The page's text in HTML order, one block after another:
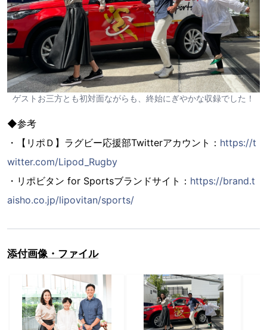
ゲストお三方とも初対面ながらも、終始にぎやかな収録でした！
◆参考
・【リポＤ】ラグビー応援部Twitterアカウント： https://t
witter.com/Lipod_Rugby
・リポビタン for Sportsブランドサイト： https://brand.t
aisho.co.jp/lipovitan/sports/
添付画像・ファイル